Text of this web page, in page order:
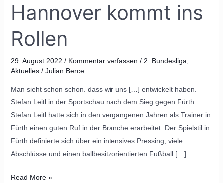
Hannover kommt ins
Rollen
29. August 2022 / Kommentar verfassen / 2. Bundesliga,
Aktuelles/ Julian Berce
Man sieht schon schon, dass wir uns […] entwickelt haben.
Stefan Leitl in der Sportschau nach dem Sieg gegen Fürth.
Stefan Leitl hatte sich in den vergangenen Jahren als Trainer in
Fürth einen guten Ruf in der Branche erarbeitet. Der Spielstil in
Fürth definierte sich über ein intensives Pressing, viele
Abschlüsse und einen ballbesitzorientierten Fußball […]
ins
Rollen
Read More »